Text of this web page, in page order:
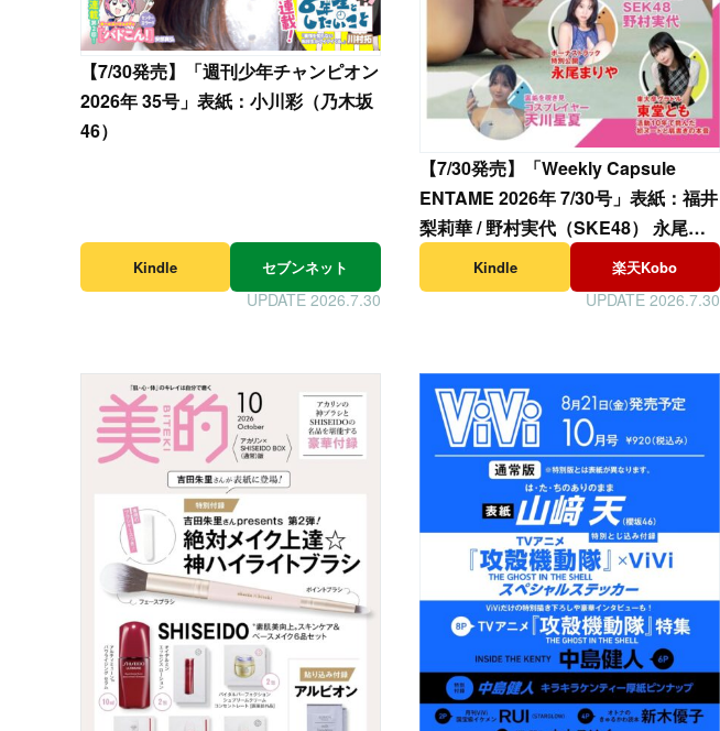
【7/30発売】「週刊少年チャンピオン
2026年 35号」表紙：小川彩（乃木坂
46）
Kindle セブンネット
UPDATE 2026.7.30
【7/30発売】「Weekly Capsule
ENTAME 2026年 7/30号」表紙：福井
梨莉華 / 野村実代（SKE48） 永尾ま
りや 天川星夏 東堂とも
Kindle 楽天Kobo
UPDATE 2026.7.30